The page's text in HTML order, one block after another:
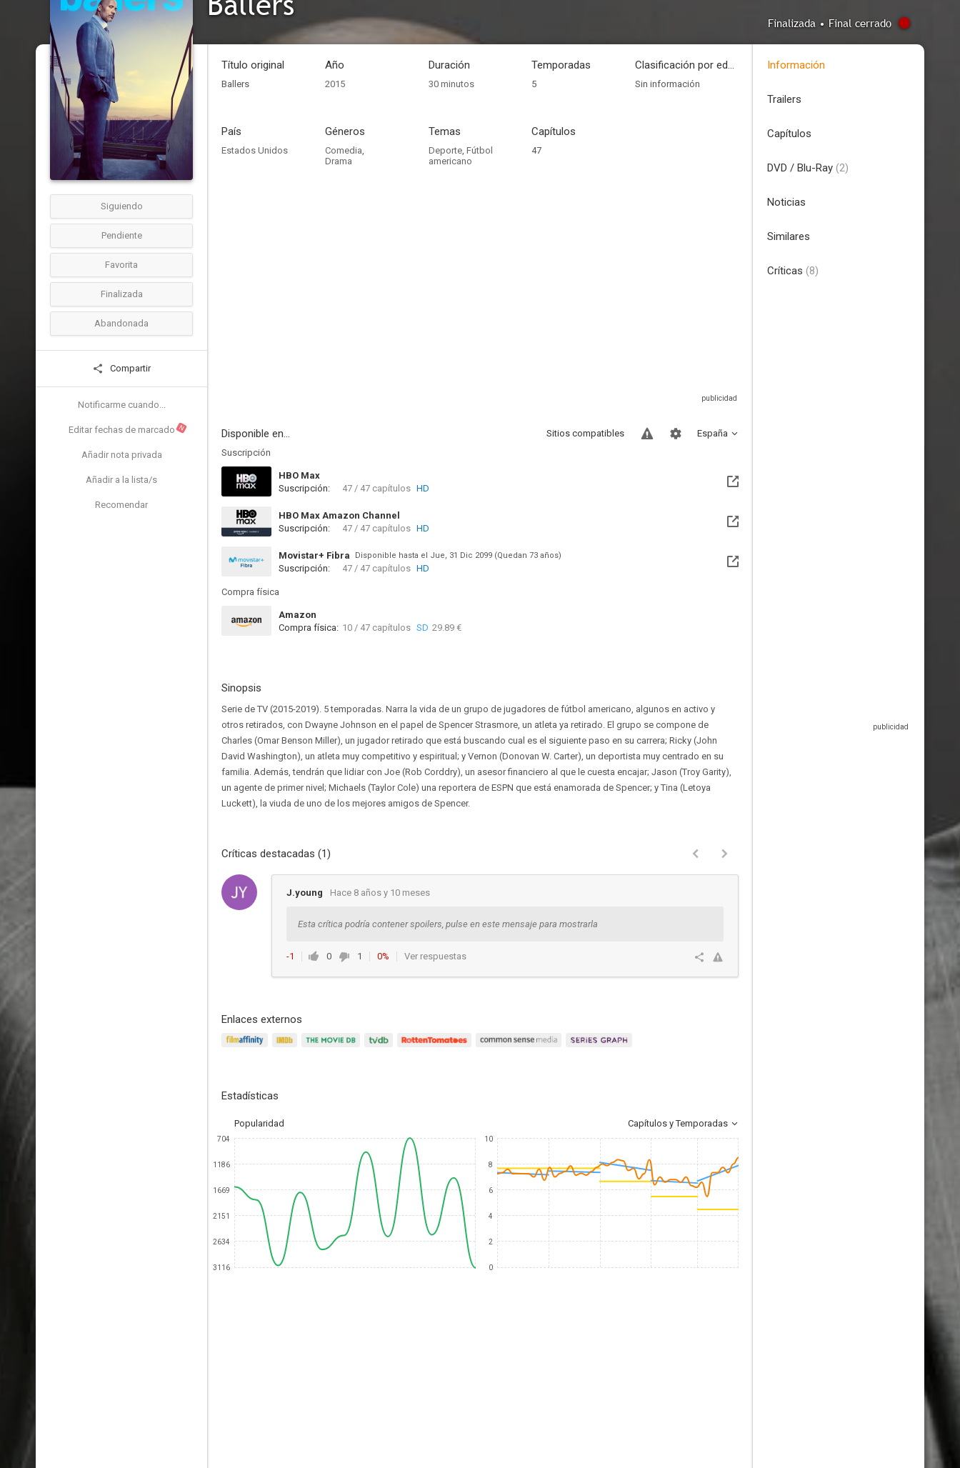
Finalizada • Final cerrado
Siguiendo
Pendiente
Favorita
Finalizada
Abandonada
Compartir
Notificarme cuando...
Editar fechas de marcado N
Añadir nota privada
Añadir a la lista/s
Recomendar
Título original
Ballers
Año
2015
Duración
30 minutos
Temporadas
5
Clasificación por edades
Sin información
País
Estados Unidos
Géneros
Comedia,
Drama
Temas
Deporte, Fútbol
americano
Capítulos
47
Disponible en... España
Sitios compatibles
Suscripción
HBO Max
Suscripción:
47 / 47 capítulos HD
HBO Max Amazon Channel
Suscripción:
47 / 47 capítulos HD
Movistar+ Fibra Disponible hasta el Jue, 31 Dic 2099 (Quedan 73 años)
Suscripción: 47 / 47 capítulos HD
Compra física
Amazon
Compra física: 10 / 47 capítulos SD 29.89 €
Sinopsis
Serie de TV (2015-2019). 5 temporadas. Narra la vida de un grupo de jugadores de fútbol americano, algunos en activo y
otros retirados, con Dwayne Johnson en el papel de Spencer Strasmore, un atleta ya retirado. El grupo se compone de
Charles (Omar Benson Miller), un jugador retirado que está buscando cual es el siguiente paso en su carrera; Ricky (John
David Washington), un atleta muy competitivo y espiritual; y Vernon (Donovan W. Carter), un deportista muy centrado en su
familia. Además, tendrán que lidiar con Joe (Rob Corddry), un asesor financiero al que le cuesta encajar; Jason (Troy Garity),
un agente de primer nivel; Michaels (Taylor Cole) una reportera de ESPN que está enamorada de Spencer; y Tina (Letoya
Luckett), la viuda de uno de los mejores amigos de Spencer.
Críticas destacadas (1)
J.young Hace 8 años y 10 meses
Esta crítica podría contener spoilers, pulse en este mensaje para mostrarla
-1 0 1 0% Ver respuestas
Enlaces externos
Estadísticas
Popularidad Capítulos y Temporadas
704
1186
1669
2151
2634
3116
10
8
6
4
2
0
Información
Trailers
Capítulos
DVD / Blu-Ray (2)
Noticias
Similares
Críticas (8)